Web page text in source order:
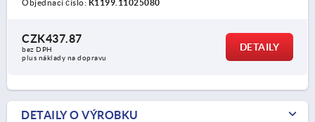
Objednací číslo: K1199.11025080
CZK437.87
bez DPH
plus náklady na dopravu
DETAILY
DETAILY O VÝROBKU